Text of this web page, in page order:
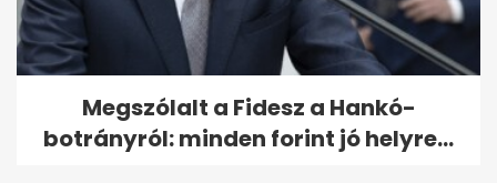
Megszólalt a Fidesz a Hankó-
botrányról: minden forint jó helyre...